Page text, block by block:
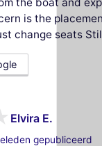
is the
change seats
Elvira E.
gepubliceerd